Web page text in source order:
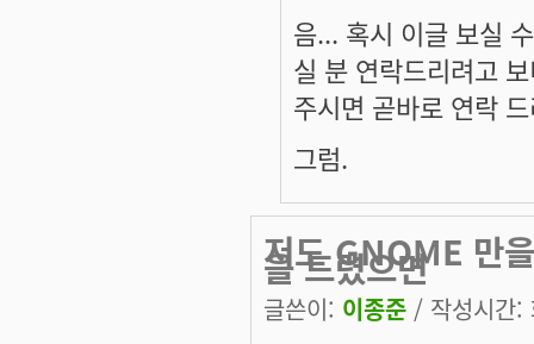
음... 혹시 이글 보실
실 분 연락드리려고
주시면 곧바로 연락
그럼.
저도 GNOME 만
을 드렸으면
글쓴이: 이종준 / 작성시간